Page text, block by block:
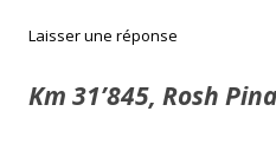
Laisser une réponse
Km 31’845, Rosh